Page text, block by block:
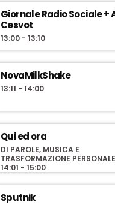
Giornale Radio Sociale +
Cesvot
13:00 - 13:10
NovaMilkShake
13:11 - 14:00
Qui ed ora
DI PAROLE, MUSICA E
TRASFORMAZIONE PERSONALE
14:01 - 15:00
Sputnik